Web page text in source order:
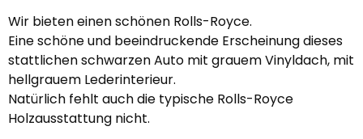
Wir bieten einen schönen Rolls-Royce.
Eine schöne und beeindruckende Erscheinung dieses
stattlichen schwarzen Auto mit grauem Vinyldach, mit
hellgrauem Lederinterieur.
Natürlich fehlt auch die typische Rolls-Royce
Holzausstattung nicht.